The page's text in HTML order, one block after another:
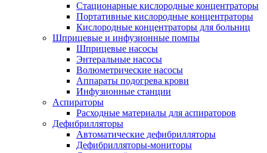
Стационарные кислородные концентраторы
Портативные кислородные концентраторы
Кислородные концентраторы для больниц
Шприцевые и инфузионные помпы
Шприцевые насосы
Энтеральные насосы
Волюметрические насосы
Аппараты подогрева крови
Инфузионные станции
Аспираторы
Расходные материалы для аспираторов
Дефибрилляторы
Автоматические дефибрилляторы
Дефибрилляторы-мониторы